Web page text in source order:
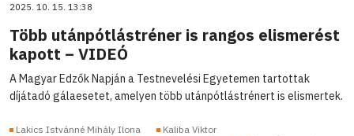
2025. 10. 15. 13:38
Több utánpótlástréner is rangos elismerést
kapott – VIDEÓ
A Magyar Edzők Napján a Testnevelési Egyetemen tartottak
díjátadó gálaesetet, amelyen több utánpótlástrénert is elismertek.
Lakics Istvánné Mihály Ilona
Kaliba Viktor